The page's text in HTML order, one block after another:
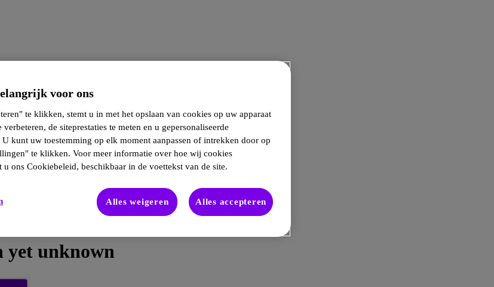
yet unknown
voor ons
te klikken, stemt u in met het opslaan van cookies op uw apparaat
de siteprestaties te meten en u gepersonaliseerde
U kunt uw toestemming op elk moment aanpassen of intrekken door op
te klikken. Voor meer informatie over hoe wij cookies
u ons Cookiebeleid, beschikbaar in de voettekst van de site.
Alles weigeren Alles accepteren